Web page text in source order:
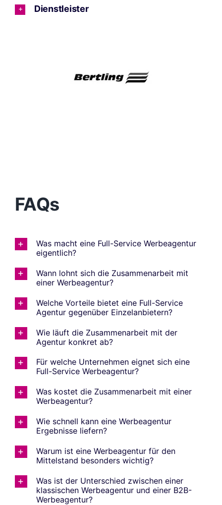
Dienstleister
FAQs
Was macht eine Full-Service Werbeagentur
eigentlich?
Wann lohnt sich die Zusammenarbeit mit
einer Werbeagentur?
Welche Vorteile bietet eine Full-Service
Agentur gegenüber Einzelanbietern?
Wie läuft die Zusammenarbeit mit der
Agentur konkret ab?
Für welche Unternehmen eignet sich eine
Full-Service Werbeagentur?
Was kostet die Zusammenarbeit mit einer
Werbeagentur?
Wie schnell kann eine Werbeagentur
Ergebnisse liefern?
Warum ist eine Werbeagentur für den
Mittelstand besonders wichtig?
Was ist der Unterschied zwischen einer
klassischen Werbeagentur und einer B2B-
Werbeagentur?